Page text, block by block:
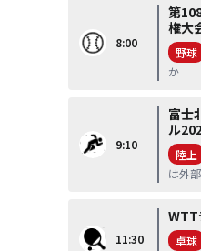
8:00
第
権大
野球
か
9:10
富士
ル
陸上
は外
11:30
WTT
卓球